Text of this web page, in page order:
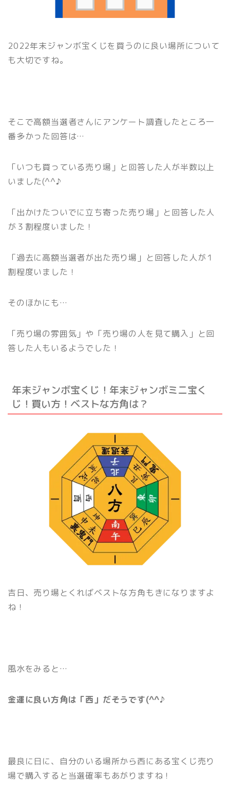
2022年末ジャンボ宝くじを買うのに良い場所について
も大切ですね。
そこで高額当選者さんにアンケート調査したところ一
番多かった回答は…
「いつも買っている売り場」と回答した人が半数以上
いました(^^♪
「出かけたついでに立ち寄った売り場」と回答した人
が３割程度いました！
「過去に高額当選者が出た売り場」と回答した人が１
割程度いました！
そのほかにも…
「売り場の雰囲気」や「売り場の人を見て購入」と回
答した人もいるようでした！
年末ジャンボ宝くじ！年末ジャンボミニ宝く
じ！買い方！ベストな方角は？
吉日、売り場とくればベストな方角もきになりますよ
ね！
風水をみると…
金運に良い方角は「西」だそうです(^^♪
最良に日に、自分のいる場所から西にある宝くじ売り
場で購入すると当選確率もあがりますね！